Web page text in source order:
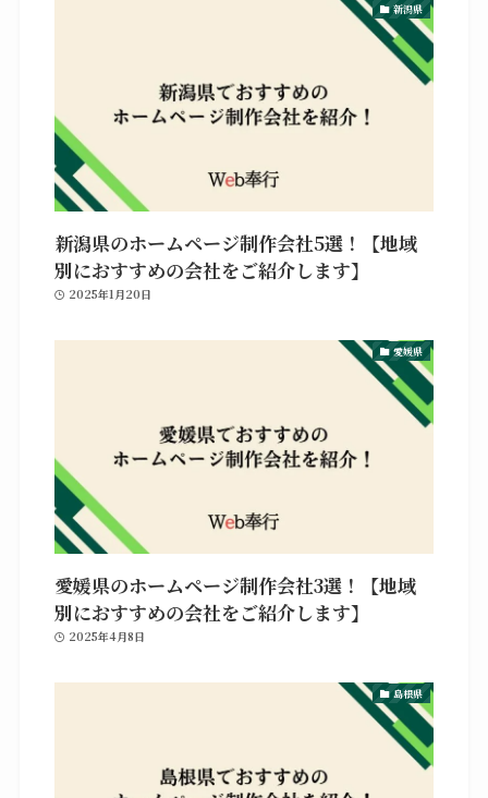
新潟県
新潟県のホームページ制作会社5選！【地域
別におすすめの会社をご紹介します】
2025年1月20日
愛媛県
愛媛県のホームページ制作会社3選！【地域
別におすすめの会社をご紹介します】
2025年4月8日
島根県